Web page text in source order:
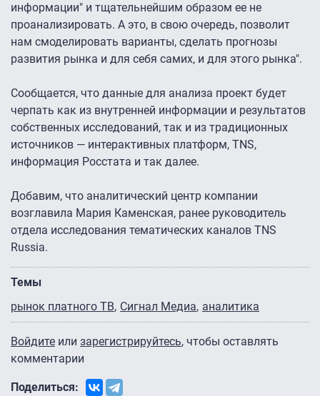
информации" и тщательнейшим образом ее не
проанализировать. А это, в свою очередь, позволит
нам смоделировать варианты, сделать прогнозы
развития рынка и для себя самих, и для этого рынка".
Сообщается, что данные для анализа проект будет
черпать как из внутренней информации и результатов
собственных исследований, так и из традиционных
источников — интерактивных платформ, TNS,
информация Росстата и так далее.
Добавим, что аналитический центр компании
возглавила Мария Каменская, ранее руководитель
отдела исследования тематических каналов TNS
Russia.
Темы
рынок платного ТВ Сигнал Медиа аналитика
Войдите или зарегистрируйтесь, чтобы оставлять
комментарии
Поделиться: